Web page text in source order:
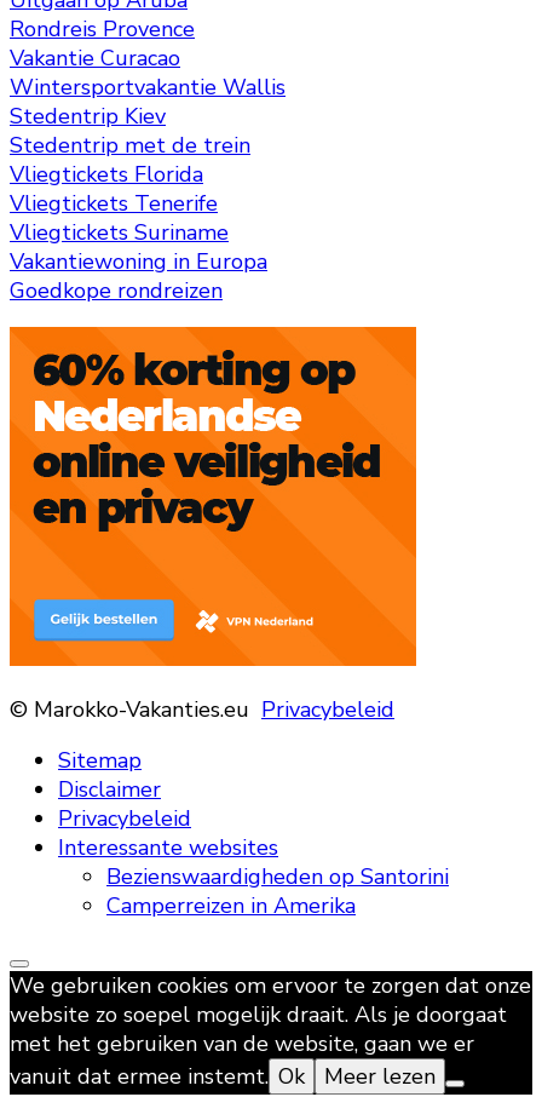
Rondreis Provence
Vakantie Curacao
Wintersportvakantie Wallis
Stedentrip Kiev
Stedentrip met de trein
Vliegtickets Florida
Vliegtickets Tenerife
Vliegtickets Suriname
Vakantiewoning in Europa
Goedkope rondreizen
© Marokko-Vakanties.eu Privacybeleid
Sitemap
Disclaimer
Privacybeleid
Interessante websites
Bezienswaardigheden op Santorini
Camperreizen in Amerika
We gebruiken cookies om ervoor te zorgen dat onze
website zo soepel mogelijk draait. Als je doorgaat
met het gebruiken van de website, gaan we er
vanuit dat ermee instemt. Ok Meer lezen